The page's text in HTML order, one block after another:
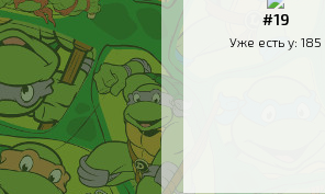
#19
Уже есть у: 185